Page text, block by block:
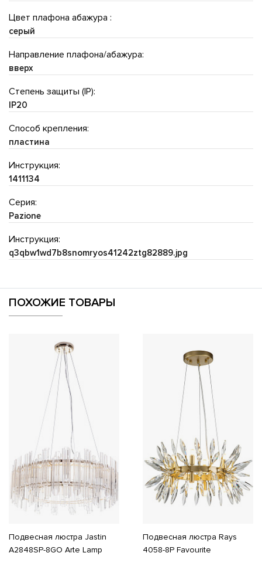
Цвет плафона абажура :
серый
Направление плафона/абажура:
вверх
Степень защиты (IP):
IP20
Способ крепления:
пластина
Инструкция:
1411134
Серия:
Pazione
Инструкция:
q3qbw1wd7b8snomryos41242ztg82889.jpg
ПОХОЖИЕ ТОВАРЫ
Подвесная люстра Jastin
A2848SP-8GO Arte Lamp
Подвесная люстра Rays
4058-8P Favourite